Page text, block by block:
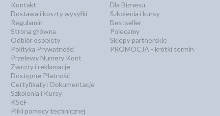
Kontakt
Dostawa i koszty wysyłki
Regulamin
Strona główna
Odbiór osobisty
Polityka Prywatności
Przelewy Numery Kont
Zwroty i reklamacje
Dostępne Płatność
Certyfikaty i Dokumentacje
Szkolenia i Kursy
KSeF
Pliki pomocy technicznej
Dla Biznesu
Szkolenia i kursy
Bestseller
Polecamy
Sklepy partnerskie
PROMOCJA - krótki termin